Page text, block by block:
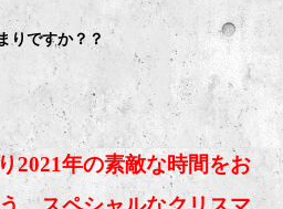
りですか？？
2021年の素敵な時間をお